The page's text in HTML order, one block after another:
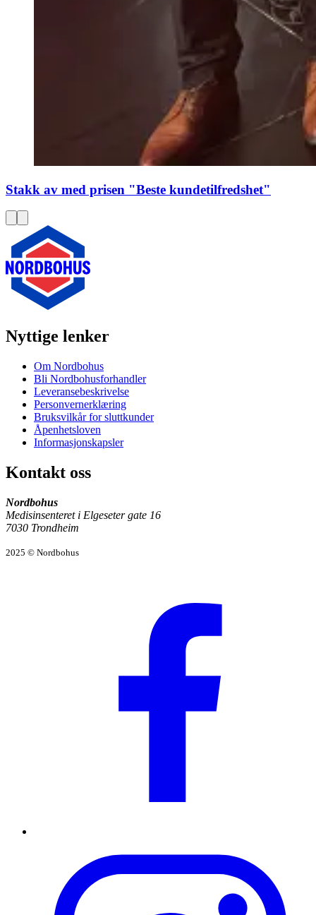
Stakk av med prisen "Beste kundetilfredshet"
Nyttige lenker
Om Nordbohus
Bli Nordbohusforhandler
Leveransebeskrivelse
Personvernerklæring
Bruksvilkår for sluttkunder
Åpenhetsloven
Informasjonskapsler
Kontakt oss
Nordbohus
Medisinsenteret i Elgeseter gate 16
7030 Trondheim
2025 © Nordbohus